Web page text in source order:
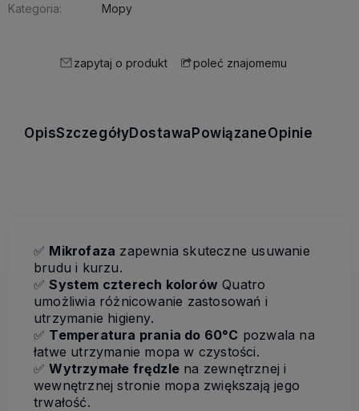
Kategoria:
Mopy
zapytaj o produkt poleć znajomemu
OpisSzczegółyDostawaPowiązaneOpinie
✅ Mikrofaza zapewnia skuteczne usuwanie
brudu i kurzu.
✅ System czterech kolorów Quatro
umożliwia różnicowanie zastosowań i
utrzymanie higieny.
✅ Temperatura prania do 60°C pozwala na
łatwe utrzymanie mopa w czystości.
✅ Wytrzymałe frędzle na zewnętrznej i
wewnętrznej stronie mopa zwiększają jego
trwałość.